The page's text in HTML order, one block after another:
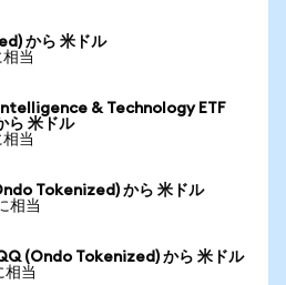
から 米ドル
相当
& Technology ETF
ら 米ドル
当
Tokenized) から 米ドル
相当
(Ondo Tokenized) から 米ドル
相当